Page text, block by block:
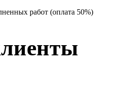
работ (оплата 50%)